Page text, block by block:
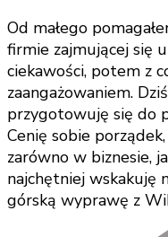
Od małego
firmie zajmującej się
ciekawości, potem z
zaangażowaniem.
przygotowuję się do
Cenię sobie
zarówno w biznesie,
najchętniej wskakuję
górską wyprawę z